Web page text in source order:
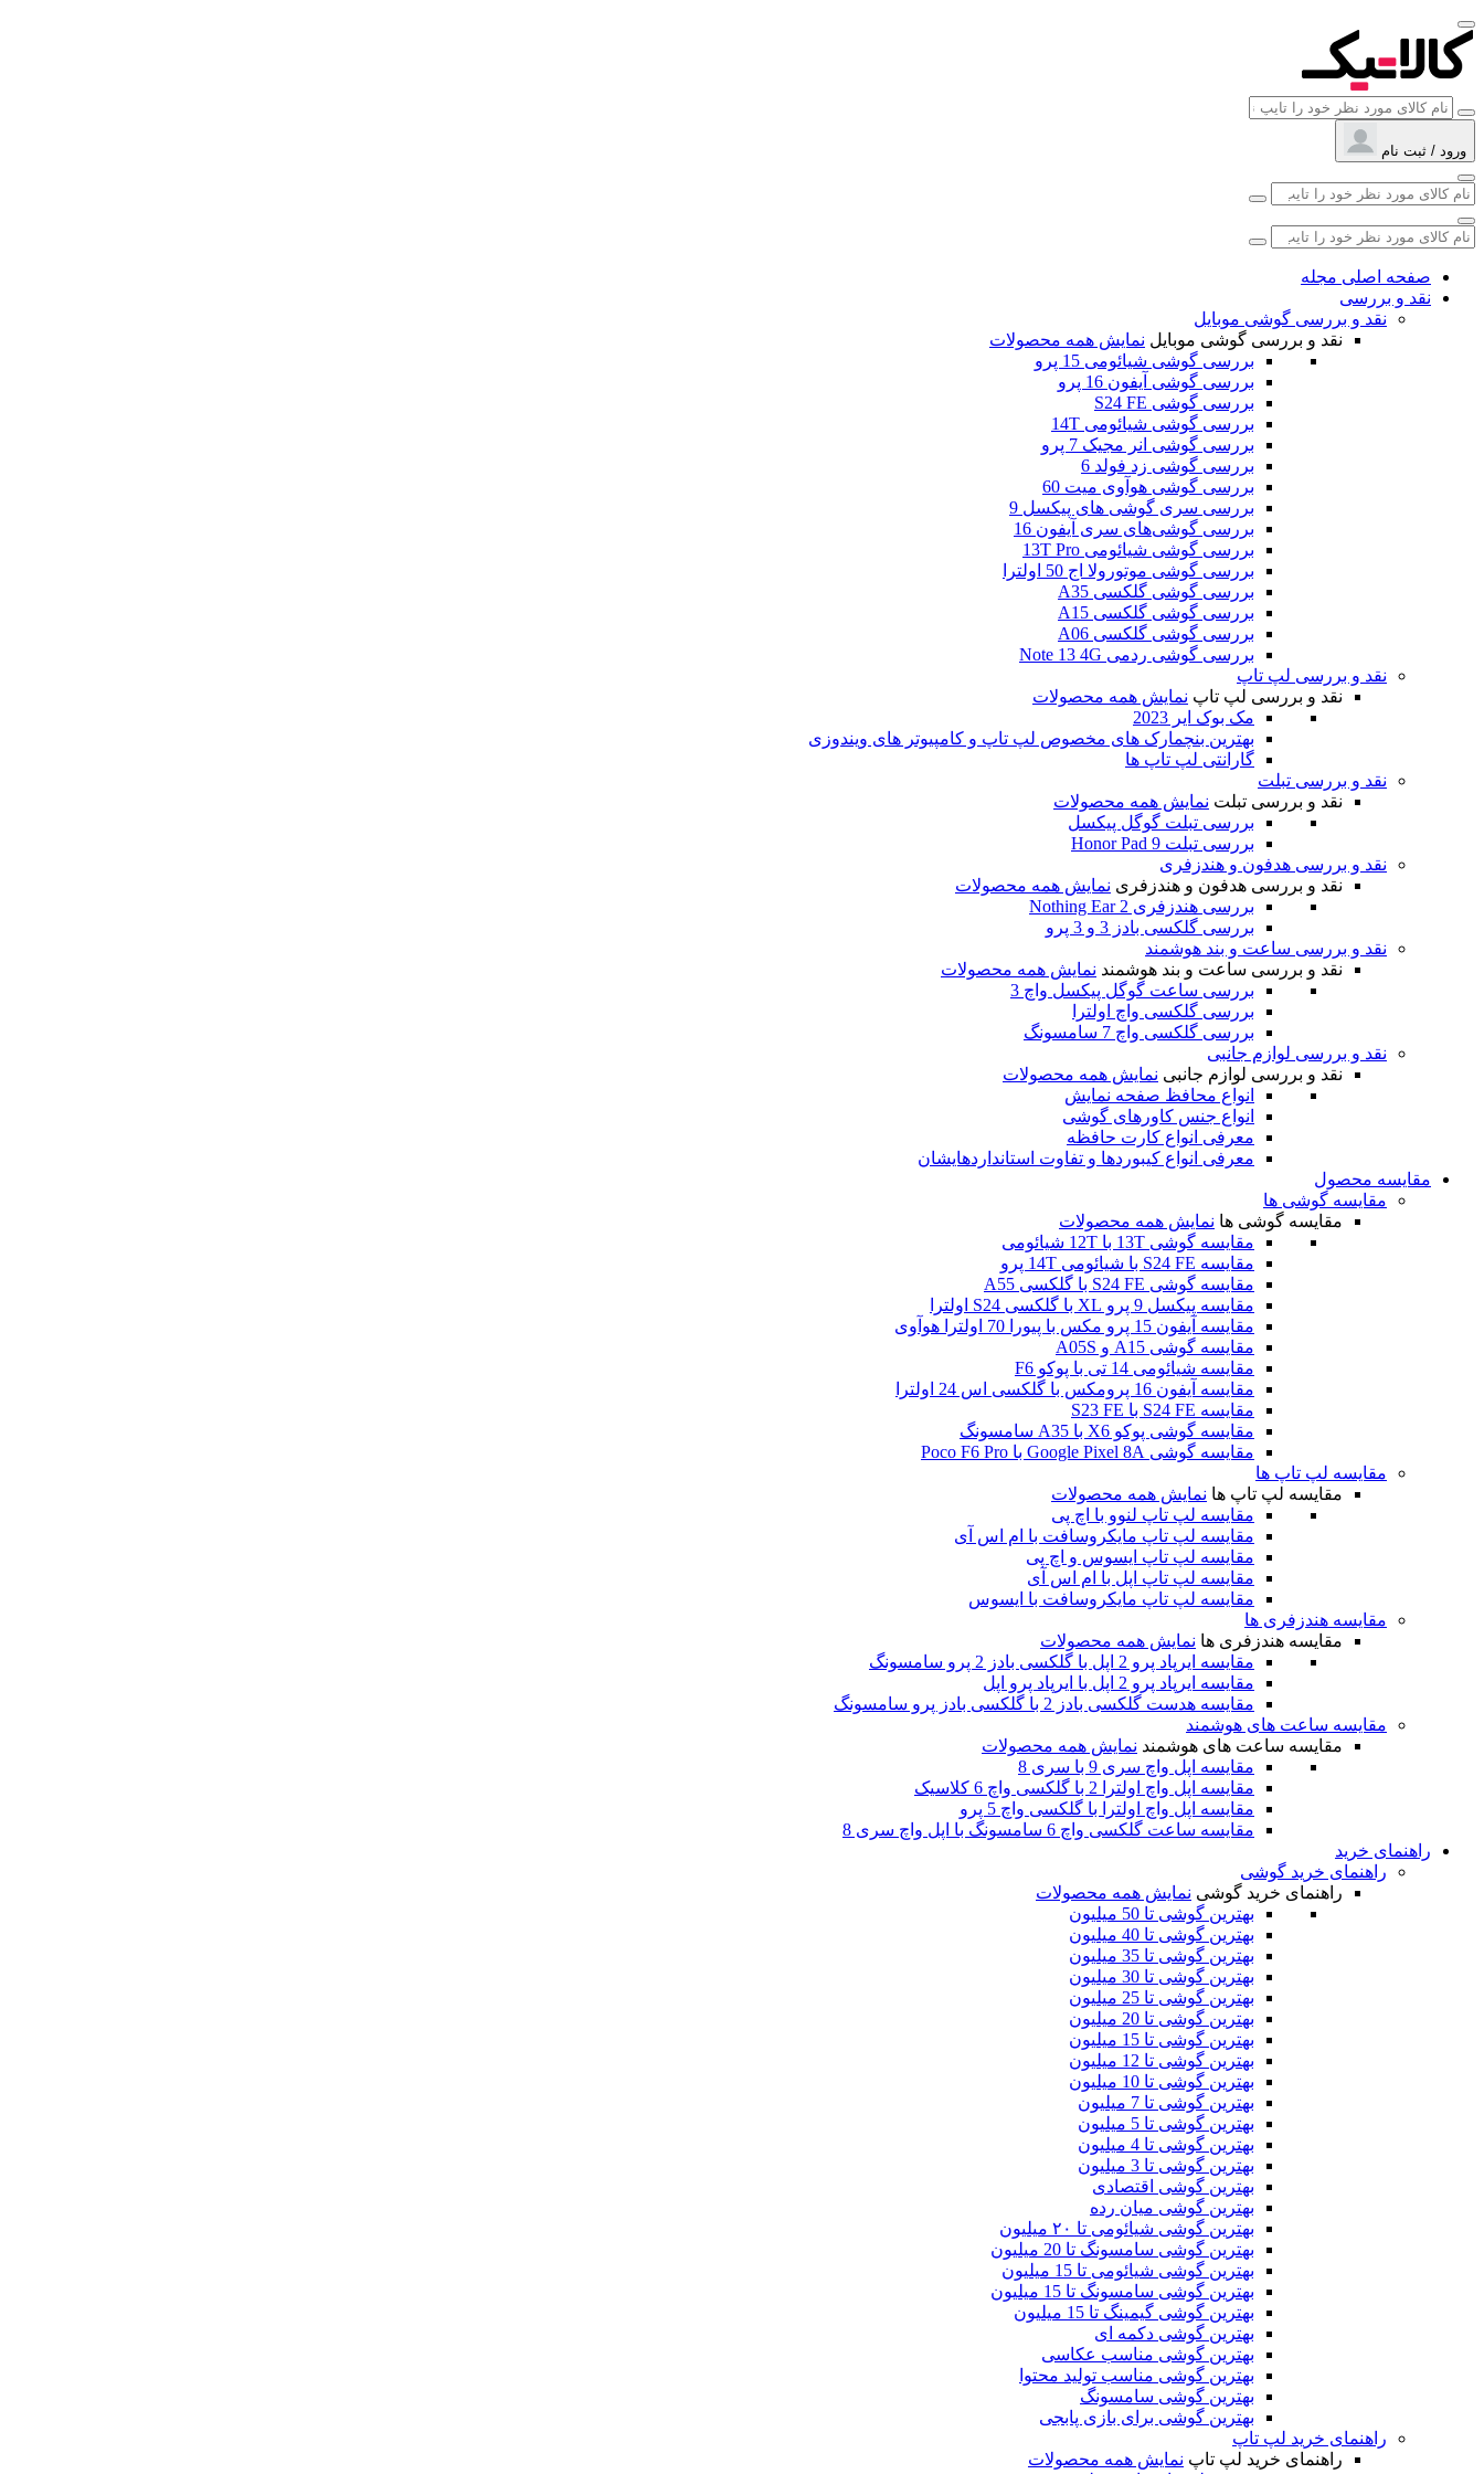
ورود / ثبت نام
صفحه اصلی مجله
نقد و بررسی
نقد و بررسی گوشی موبایل
نقد و بررسی گوشی موبایل نمایش همه محصولات
بررسی گوشی شیائومی 15 پرو
بررسی گوشی آیفون 16 پرو
بررسی گوشی S24 FE
بررسی گوشی شیائومی 14T
بررسی گوشی انر مجیک 7 پرو
بررسی گوشی زد فولد 6
بررسی گوشی هوآوی میت 60
بررسی سری گوشی های پیکسل 9
بررسی گوشی‌های سری آیفون 16
بررسی گوشی شیائومی 13T Pro
بررسی گوشی موتورولا اج 50 اولترا
بررسی گوشی گلکسی A35
بررسی گوشی گلکسی A15
بررسی گوشی گلکسی A06
بررسی گوشی ردمی Note 13 4G
نقد و بررسی لپ تاپ
نقد و بررسی لپ تاپ نمایش همه محصولات
مک بوک ایر 2023
بهترین بنچمارک های مخصوص لپ تاپ و کامپیوتر های ویندوزی
گارانتی لپ تاپ ها
نقد و بررسی تبلت
نقد و بررسی تبلت نمایش همه محصولات
بررسی تبلت گوگل پیکسل
بررسی تبلت Honor Pad 9
نقد و بررسی هدفون و هندزفری
نقد و بررسی هدفون و هندزفری نمایش همه محصولات
بررسی هندزفری Nothing Ear 2
بررسی گلکسی بادز 3 و 3 پرو
نقد و بررسی ساعت و بند هوشمند
نقد و بررسی ساعت و بند هوشمند نمایش همه محصولات
بررسی ساعت گوگل پیکسل واچ 3
بررسی گلکسی واچ اولترا
بررسی گلکسی واچ 7 سامسونگ
نقد و بررسی لوازم جانبی
نقد و بررسی لوازم جانبی نمایش همه محصولات
انواع محافظ صفحه نمایش
انواع جنس کاورهای گوشی
معرفی انواع کارت حافظه
معرفی انواع کیبوردها و تفاوت استانداردهایشان
مقایسه محصول
مقایسه گوشی ها
مقایسه گوشی ها نمایش همه محصولات
مقایسه گوشی 13T با 12T شیائومی
مقایسه S24 FE با شیائومی 14T پرو
مقایسه گوشی S24 FE با گلکسی A55
مقایسه پیکسل 9 پرو XL با گلکسی S24 اولترا
مقایسه آیفون 15 پرو مکس با پیورا 70 اولترا هوآوی
مقایسه گوشی A15 و A05S
مقایسه شیائومی 14 تی با پوکو F6
مقایسه آیفون 16 پرومکس با گلکسی اس 24 اولترا
مقایسه S24 FE با S23 FE
مقایسه گوشی پوکو X6 با A35 سامسونگ
مقایسه گوشی Google Pixel 8A با Poco F6 Pro
مقایسه لپ تاپ ها
مقایسه لپ تاپ ها نمایش همه محصولات
مقایسه لپ تاپ لنوو با اچ پی
مقایسه لپ تاپ مایکروسافت با ام اس آی
مقایسه لپ تاپ ایسوس و اچ پی
مقایسه لپ تاپ اپل با ام اس آی
مقایسه لپ تاپ مایکروسافت با ایسوس
مقایسه هندزفری ها
مقایسه هندزفری ها نمایش همه محصولات
مقایسه ایرپاد پرو 2 اپل با گلکسی بادز 2 پرو سامسونگ
مقایسه ایرپاد پرو 2 اپل با ایرپاد پرو اپل
مقایسه هدست گلکسی بادز 2 با گلکسی بادز پرو سامسونگ
مقایسه ساعت های هوشمند
مقایسه ساعت های هوشمند نمایش همه محصولات
مقایسه اپل واچ سری 9 با سری 8
مقایسه اپل واچ اولترا 2 با گلکسی واچ 6 کلاسیک
مقایسه اپل واچ اولترا با گلکسی واچ 5 پرو
مقایسه ساعت گلکسی واچ 6 سامسونگ با اپل واچ سری 8
راهنمای خرید
راهنمای خرید گوشی
راهنمای خرید گوشی نمایش همه محصولات
بهترین گوشی تا 50 میلیون
بهترین گوشی تا 40 میلیون
بهترین گوشی تا 35 میلیون
بهترین گوشی تا 30 میلیون
بهترین گوشی تا 25 میلیون
بهترین گوشی تا 20 میلیون
بهترین گوشی تا 15 میلیون
بهترین گوشی تا 12 میلیون
بهترین گوشی تا 10 میلیون
بهترین گوشی تا 7 میلیون
بهترین گوشی تا 5 میلیون
بهترین گوشی تا 4 میلیون
بهترین گوشی تا 3 میلیون
بهترین گوشی اقتصادی
بهترین گوشی‌ میان‌ رده
بهترین گوشی شیائومی تا ۲۰ میلیون
بهترین گوشی سامسونگ تا 20 میلیون
بهترین گوشی شیائومی تا 15 میلیون
بهترین گوشی سامسونگ تا 15 میلیون
بهترین گوشی گیمینگ تا 15 میلیون
بهترین گوشی دکمه ای
بهترین گوشی مناسب عکاسی
بهترین گوشی مناسب تولید محتوا
بهترین گوشی سامسونگ
بهترین گوشی برای بازی پابجی
راهنمای خرید لپ تاپ
راهنمای خرید لپ تاپ نمایش همه محصولات